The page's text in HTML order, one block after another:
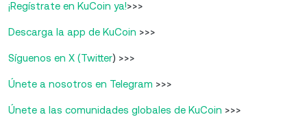
¡Regístrate en KuCoin ya!>>>
Descarga la app de KuCoin >>>
Síguenos en X (Twitter) >>>
Únete a nosotros en Telegram >>>
Únete a las comunidades globales de KuCoin >>>